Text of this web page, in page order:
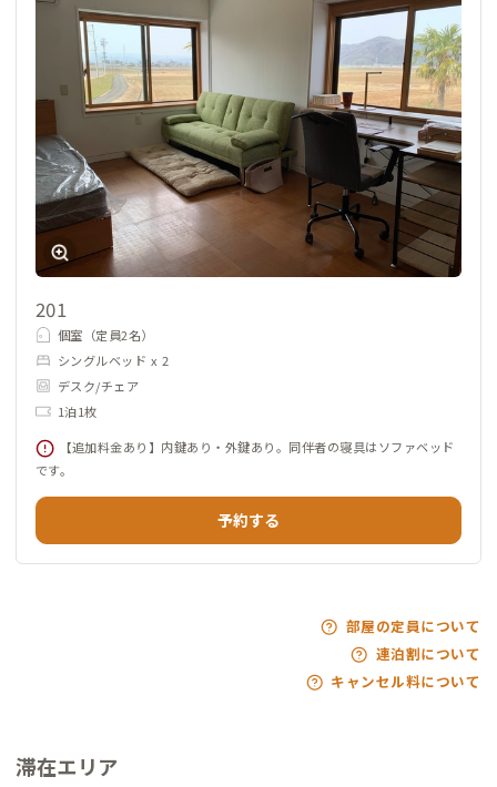
201
個室（定員2名）
シングルベッド x 2
デスク/チェア
1泊1枚
【追加料金あり】内鍵あり・外鍵あり。同伴者の寝具はソファベッド
です。
予約する
部屋の定員について
連泊割について
キャンセル料について
滞在エリア